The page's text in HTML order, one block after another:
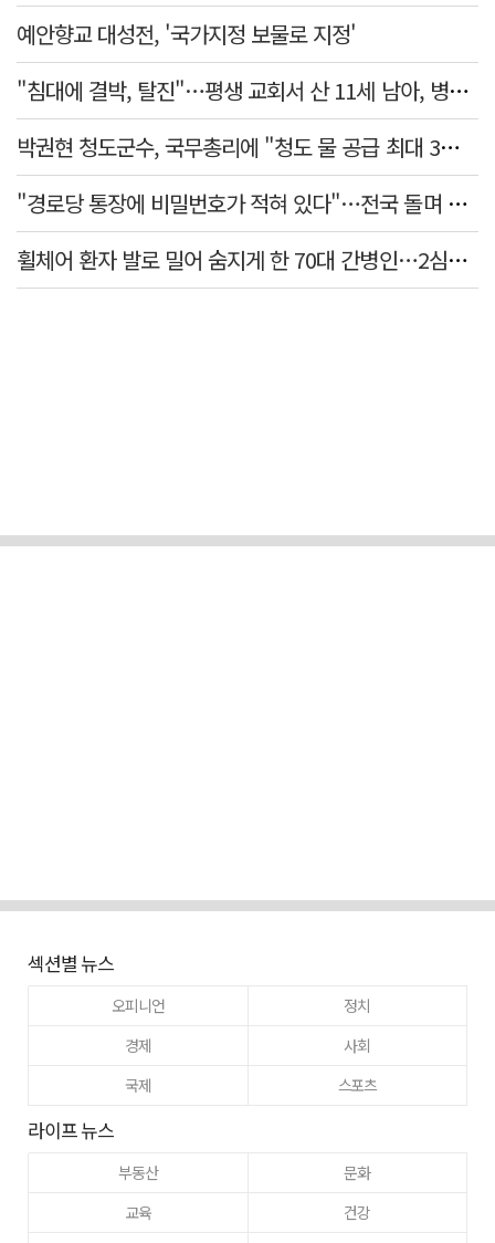
예안향교 대성전, '국가지정 보물로 지정'
"침대에 결박, 탈진"…평생 교회서 산 11세 남아, 병원 이송 끝 숨져
박권현 청도군수, 국무총리에 "청도 물 공급 최대 3만t 늘려달라"
"경로당 통장에 비밀번호가 적혀 있다"…전국 돌며 경로당 13곳 턴 30대 구속
휠체어 환자 발로 밀어 숨지게 한 70대 간병인…2심도 집행유예
섹션별 뉴스
오피니언
정치
경제
사회
국제
스포츠
라이프 뉴스
부동산
문화
교육
건강